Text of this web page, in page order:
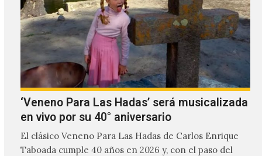
‘Veneno Para Las Hadas’ será musicalizada
en vivo por su 40° aniversario
El clásico Veneno Para Las Hadas de Carlos Enrique
Taboada cumple 40 años en 2026 y, con el paso del